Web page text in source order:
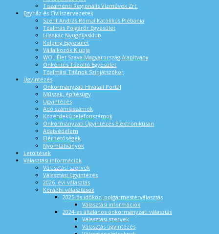
Tiszamenti Regionális Vízművek Zrt.
Egyház és Civilszervezetek
Szent András Római Katolikus Plébánia
Tóalmás Polgárőr Egyesület
Lilaakác Nyugdíjasklub
Kolping Egyesület
Vállalkozók Klubja
WOL Élet Szava Magyarország Alapítvány
Önkéntes Tűzoltó Egyesület
Tóalmási Titánok Színjátszókör
Ügyintézés
Önkormányzati Hivatali Portál
Műszak, építésügy
Ügyintézés
Adó számlaszámok
Közérdekű telefonszámok
Önkormányzati Ügyintézés Elektronikusan
Adatvédelem
Elérhetőségek
Nyomtatványok
Letöltések
Választási információk
Választási szervek
Választási ügyintézés
2026. évi választás
Korábbi választások
2025-ös időközi polgármesterválasztás
Választási információk
2024-es általános önkormányzati választás
Választási szervek
Választás ügyintézés